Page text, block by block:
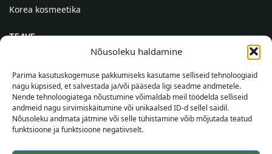
Nõusoleku haldamine
Parima kasutuskogemuse pakkumiseks kasutame selliseid tehnoloogiaid
nagu küpsised, et salvestada ja/või pääseda ligi seadme andmetele.
Nende tehnoloogiatega nõustumine võimaldab meil töödelda selliseid
andmeid nagu sirvimiskäitumine või unikaalsed ID-d sellel saidil.
Nõusoleku andmata jätmine või selle tühistamine võib mõjutada teatud
funktsioone ja funktsioone negatiivselt.
Korea kosmeetika
TEAVE
Kontaktid
Abi
TEAVE OSTJALE
Tarnetingimused
Tingimused